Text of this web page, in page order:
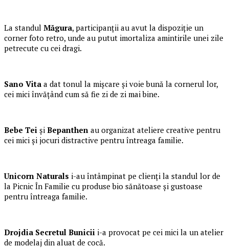
La standul Măgura, participanții au avut la dispoziție un
corner foto retro, unde au putut imortaliza amintirile unei zile
petrecute cu cei dragi.
Sano Vita a dat tonul la mișcare și voie bună la cornerul lor,
cei mici învățând cum să fie zi de zi mai bine.
Bebe Tei și Bepanthen au organizat ateliere creative pentru
cei mici și jocuri distractive pentru întreaga familie.
Unicorn Naturals i-au întâmpinat pe clienți la standul lor de
la Picnic În Familie cu produse bio sănătoase și gustoase
pentru întreaga familie.
Drojdia Secretul Bunicii i-a provocat pe cei mici la un atelier
de modelaj din aluat de cocă.